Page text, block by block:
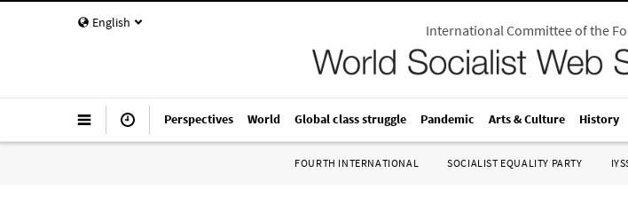
English International Committee of the
Perspectives World Global class struggle Pandemic Arts & Culture History
FOURTH INTERNATIONAL SOCIALIST EQUALITY PARTY